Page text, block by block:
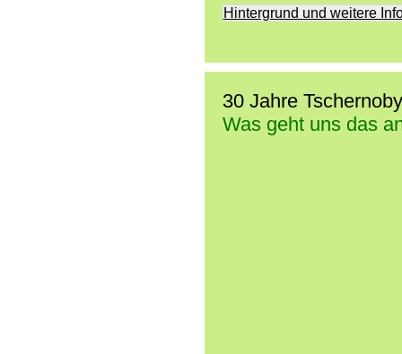
Hintergrund und weitere
30 Jahre
Was geht uns das